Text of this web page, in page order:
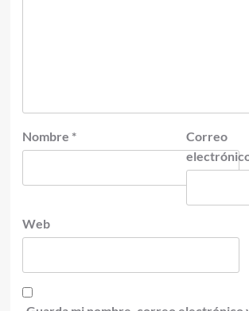
Nombre *
Correo
Web